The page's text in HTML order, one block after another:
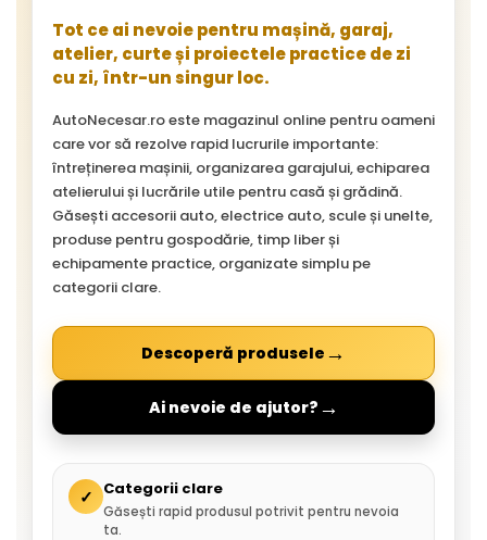
Tot ce ai nevoie pentru mașină, garaj,
atelier, curte și proiectele practice de zi
cu zi, într-un singur loc.
AutoNecesar.ro este magazinul online pentru oameni
care vor să rezolve rapid lucrurile importante:
întreținerea mașinii, organizarea garajului, echiparea
atelierului și lucrările utile pentru casă și grădină.
Găsești accesorii auto, electrice auto, scule și unelte,
produse pentru gospodărie, timp liber și
echipamente practice, organizate simplu pe
categorii clare.
Descoperă produsele →
Ai nevoie de ajutor? →
✓ Categorii clare
Găsești rapid produsul potrivit pentru nevoia
ta.